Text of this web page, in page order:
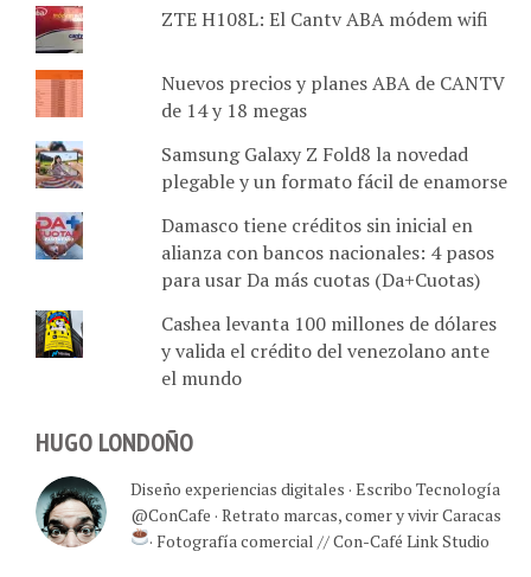
ZTE H108L: El Cantv ABA módem wifi
Nuevos precios y planes ABA de CANTV
de 14 y 18 megas
Samsung Galaxy Z Fold8 la novedad
plegable y un formato fácil de enamorse
Damasco tiene créditos sin inicial en
alianza con bancos nacionales: 4 pasos
para usar Da más cuotas (Da+Cuotas)
Cashea levanta 100 millones de dólares
y valida el crédito del venezolano ante
el mundo
HUGO LONDOÑO
Diseño experiencias digitales · Escribo Tecnología
@ConCafe · Retrato marcas, comer y vivir Caracas
· Fotografía comercial // Con-Café Link Studio